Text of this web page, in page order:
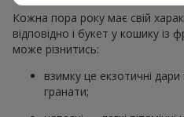
Кожна пора року має свій
відповідно і букет у кошику із
може різнитись:
взимку це екзотичні
гранати;